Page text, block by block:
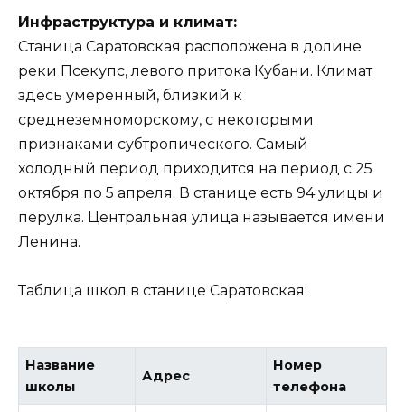
Инфраструктура и климат:
Станица Саратовская расположена в долине
реки Псекупс, левого притока Кубани. Климат
здесь умеренный, близкий к
среднеземноморскому, с некоторыми
признаками субтропического. Самый
холодный период приходится на период с 25
октября по 5 апреля. В станице есть 94 улицы и
перулка. Центральная улица называется имени
Ленина.
Таблица школ в станице Саратовская:
Название
школы
Адрес
Номер
телефона